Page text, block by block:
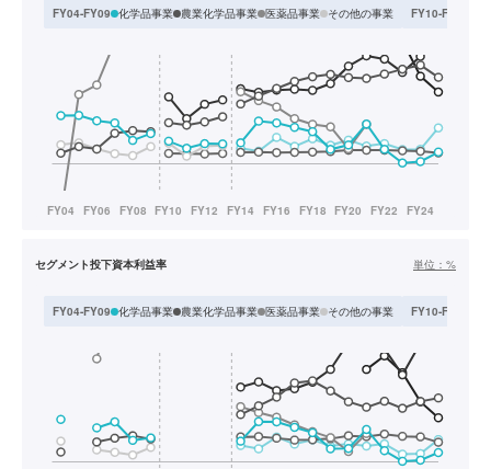
FY04-FY09 化学品事業 農業化学品事業 医薬品事業 その他の事業 FY10-FY13
セグメント投下資本利益率 単位： %
FY04-FY09 化学品事業 農業化学品事業 医薬品事業 その他の事業 FY10-FY13